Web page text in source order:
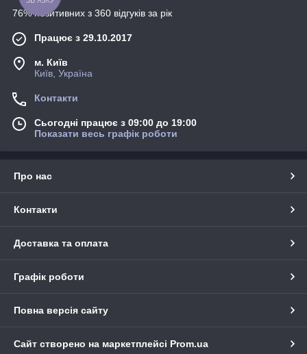
76% позитивних з 360 відгуків за рік
Працює з 29.10.2017
м. Київ
Київ, Україна
Контакти
Сьогодні працює з 09:00 до 19:00
Показати весь графік роботи
Про нас
Контакти
Доставка та оплата
Графік роботи
Повна версія сайту
Сайт створено на маркетплейсі Prom.ua